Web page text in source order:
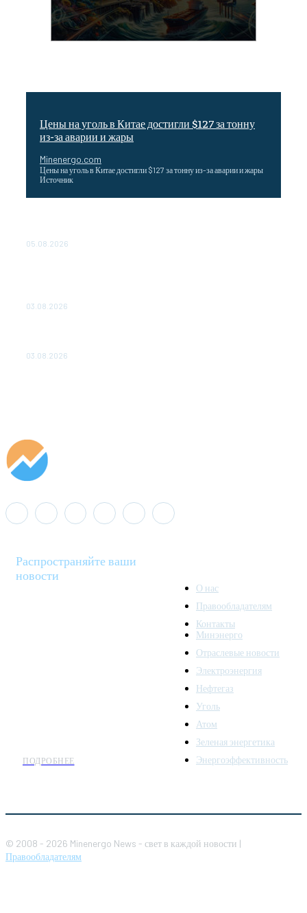
Цены на уголь в Китае достигли $127 за тонну
из-за аварии и жары
Minenergo.com
Цены на уголь в Китае достигли $127 за тонну из-за аварии и жары
Источник
05.08.2026
03.08.2026
03.08.2026
Распространяйте ваши
новости
ПОДРОБНЕЕ
О нас
Правообладателям
Контакты
Минэнерго
Отраслевые новости
Электроэнергия
Нефтегаз
Уголь
Атом
Зеленая энергетика
Энергоэффективность
© 2008 - 2026 Minenergo News - свет в каждой новости |
Правообладателям